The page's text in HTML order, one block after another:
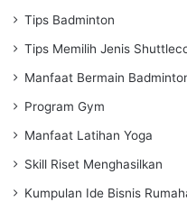
Tips Badminton
Tips Memilih Jenis
Manfaat Bermain
Program Gym
Manfaat Latihan Yoga
Skill Riset Menghasilkan
Kumpulan Ide Bisnis